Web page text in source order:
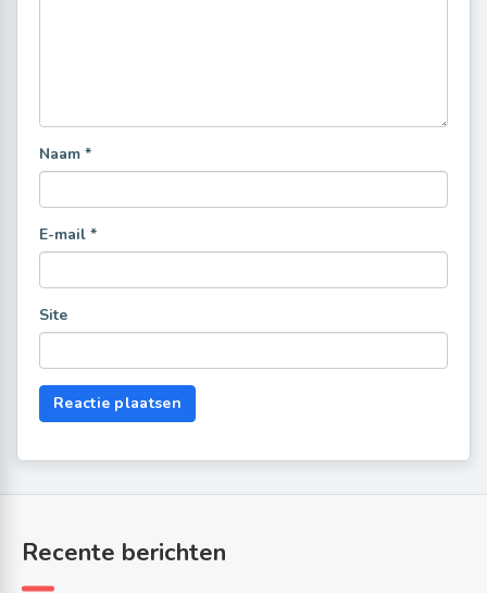
Naam *
E-mail *
Site
Recente berichten